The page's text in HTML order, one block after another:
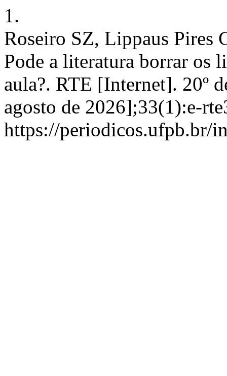
1.
Roseiro SZ, Lippaus Pires
Pode a literatura borrar os
aula?. RTE [Internet]. 20º
agosto de 2026];33(1):e-
https://periodicos.ufpb.br/